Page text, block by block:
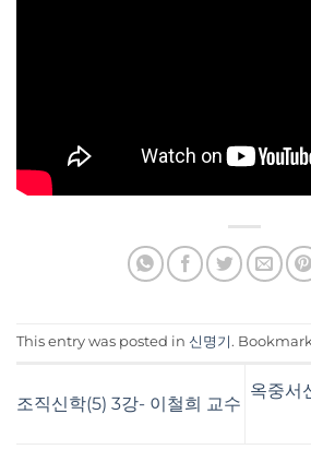
This entry was posted in 신명기 .
조직신학(5) 3강- 이철희 교수
옥중서